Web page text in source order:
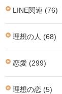
LINE関連 (76)
理想の人 (68)
恋愛 (299)
理想の恋 (5)